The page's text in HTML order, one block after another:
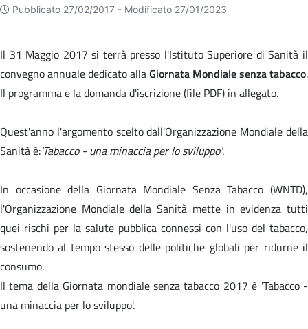
Pubblicato 27/02/2017 - Modificato 27/01/2023
Il 31 Maggio 2017 si terrà presso l'Istituto Superiore di Sanità il
convegno annuale dedicato allaGiornata Mondiale senza tabacco.
Il programma e la domanda d'iscrizione (file PDF) in allegato.
Quest'anno l'argomento scelto dall'Organizzazione Mondiale della
Sanità è:'Tabacco - una minaccia per lo sviluppo'.
In occasione della Giornata Mondiale Senza Tabacco (WNTD),
l'Organizzazione Mondiale della Sanità mette in evidenza tutti
quei rischi per la salute pubblica connessi con l'uso del tabacco,
sostenendo al tempo stesso delle politiche globali per ridurne il
consumo.
Il tema della Giornata mondiale senza tabacco 2017 è 'Tabacco -
una minaccia per lo sviluppo'.